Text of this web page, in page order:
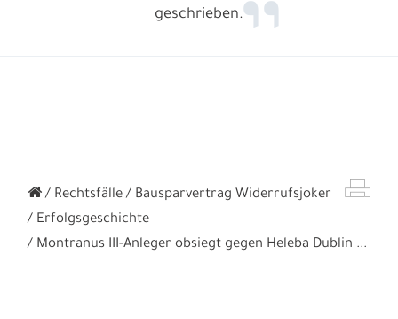
geschrieben.
Rechtsfälle
Bausparvertrag Widerrufsjoker
Erfolgsgeschichte
Montranus III-Anleger obsiegt gegen Heleba Dublin ...